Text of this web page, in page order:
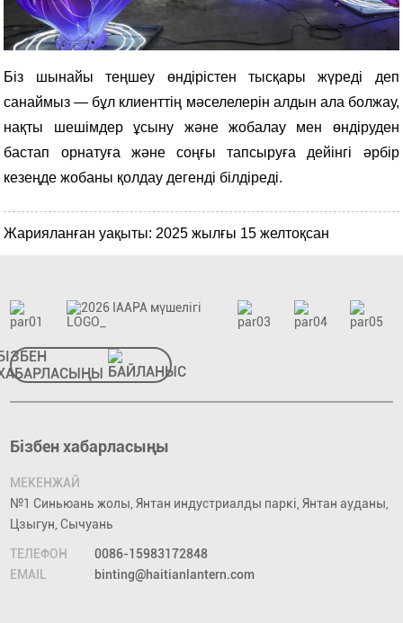
Біз шынайы теңшеу өндірістен тысқары жүреді деп
санаймыз — бұл клиенттің мәселелерін алдын ала болжау,
нақты шешімдер ұсыну және жобалау мен өндіруден
бастап орнатуға және соңғы тапсыруға дейінгі әрбір
кезеңде жобаны қолдау дегенді білдіреді.
Жарияланған уақыты: 2025 жылғы 15 желтоқсан
Бізбен хабарласыңы
МЕКЕНЖАЙ
№1 Синьюань жолы, Янтан индустриалды паркі, Янтан ауданы,
Цзыгун, Сычуань
ТЕЛЕФОН
0086-15983172848
EMAIL
binting@haitianlantern.com